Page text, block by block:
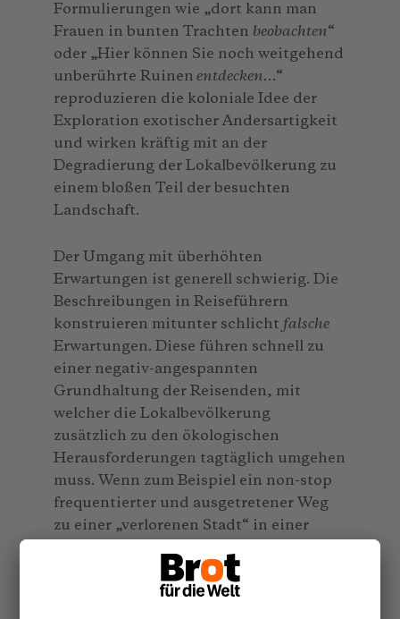
Formulierungen wie „dort kann man
Frauen in bunten Trachten beobachten“
oder „Hier können Sie noch weitgehend
unberührte Ruinen entdecken…“
reproduzieren die koloniale Idee der
Exploration exotischer Andersartigkeit
und wirken kräftig mit an der
Degradierung der Lokalbevölkerung zu
einem bloßen Teil der besuchten
Landschaft.
Der Umgang mit überhöhten
Erwartungen ist generell schwierig. Die
Beschreibungen in Reiseführern
konstruieren mitunter schlicht falsche
Erwartungen. Diese führen schnell zu
einer negativ-angespannten
Grundhaltung der Reisenden, mit
welcher die Lokalbevölkerung
zusätzlich zu den ökologischen
Herausforderungen tagtäglich umgehen
muss. Wenn zum Beispiel ein non-stop
frequentierter und ausgetretener Weg
zu einer „verlorenen Stadt“ in einer
„aufregende Dschungelexkursion“
angepriesen wird oder eine